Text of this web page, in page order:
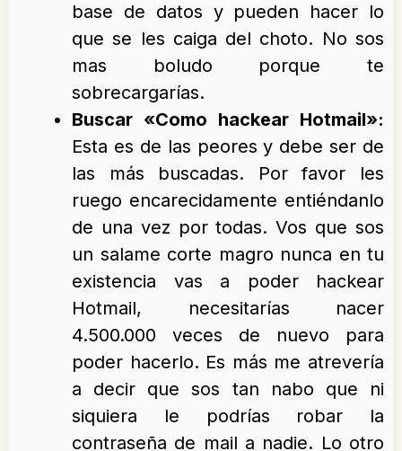
base de datos y pueden hacer lo
que se les caiga del choto. No sos
mas boludo porque te
sobrecargarías.
Buscar «Como hackear Hotmail»:
Esta es de las peores y debe ser de
las más buscadas. Por favor les
ruego encarecidamente entiéndanlo
de una vez por todas. Vos que sos
un salame corte magro nunca en tu
existencia vas a poder hackear
Hotmail, necesitarías nacer
4.500.000 veces de nuevo para
poder hacerlo. Es más me atrevería
a decir que sos tan nabo que ni
siquiera le podrías robar la
contraseña de mail a nadie. Lo otro